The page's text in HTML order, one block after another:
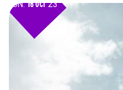
LUN.16 OCT23